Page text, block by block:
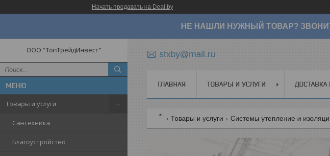
Начать продавать на Deal.by
НЕ НАШЛИ НУЖНЫЙ ТОВАР?
ООО "ТопТрейдИнвест"
Товары и услуги
Сантехника
Благоустройство
stxby@mail.ru
ГЛАВНАЯ ТОВАРЫ И УСЛУГИ ДОСТАВКА
Товары и услуги Системы утепление и